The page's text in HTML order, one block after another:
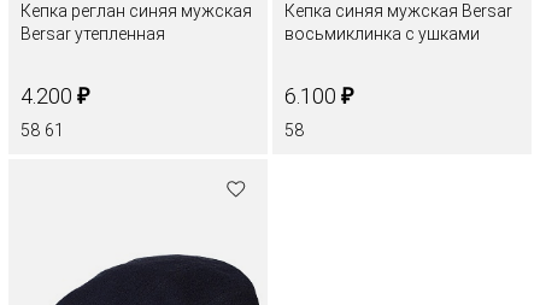
Кепка реглан синяя мужская
Bersar утепленная
4.200 ₽
58 61
Кепка синяя мужская Bersar
восьмиклинка с ушками
6.100 ₽
58